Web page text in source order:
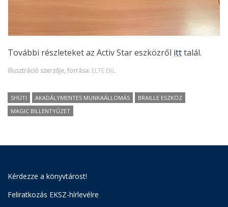
További részleteket az Activ Star eszközről itttalál.
Illusztráció szerzője, forrása: ELTE EKL
SHÜTI AKADÁLYMENTES MUNKAÁLLOMÁS
BRAILLE ESZKÖZ
MAGIC BILLENTYŰZET
Kérdezze a könyvtárost!
Feliratkozás EKSZ-hírlevélre